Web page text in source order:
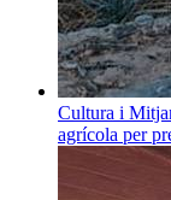
Cultura i
agrícola per